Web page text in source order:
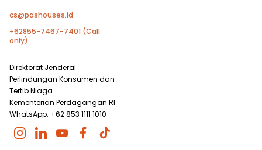
cs@pashouses.id
+62855-7467-7401 (Call
only)
Direktorat Jenderal
Perlindungan Konsumen dan
Tertib Niaga
Kementerian Perdagangan RI
WhatsApp: +62 853 1111 1010